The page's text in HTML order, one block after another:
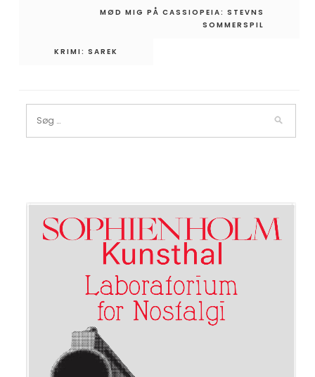
IndlægsnavigationMØD MIG PÅ CASSIOPEIA: STEVNS
SOMMERSPIL
KRIMI: SAREK